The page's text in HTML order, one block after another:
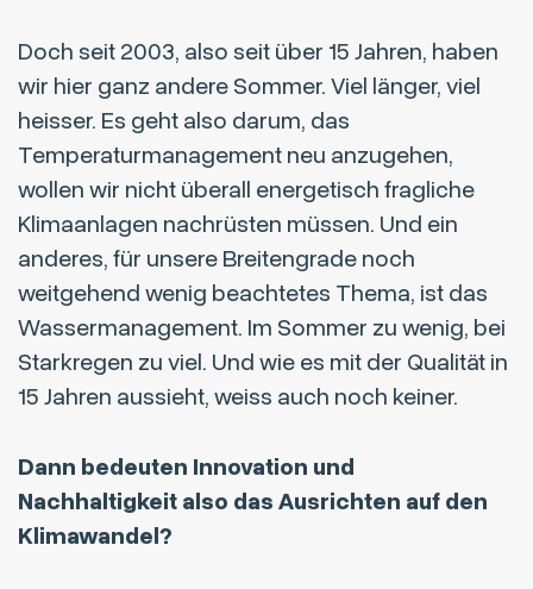
Doch seit 2003, also seit über 15 Jahren, haben
wir hier ganz andere Sommer. Viel länger, viel
heisser. Es geht also darum, das
Temperaturmanagement neu anzugehen,
wollen wir nicht überall energetisch fragliche
Klimaanlagen nachrüsten müssen. Und ein
anderes, für unsere Breitengrade noch
weitgehend wenig beachtetes Thema, ist das
Wassermanagement. Im Sommer zu wenig, bei
Starkregen zu viel. Und wie es mit der Qualität in
15 Jahren aussieht, weiss auch noch keiner.
Dann bedeuten Innovation und
Nachhaltigkeit also das Ausrichten auf den
Klimawandel?